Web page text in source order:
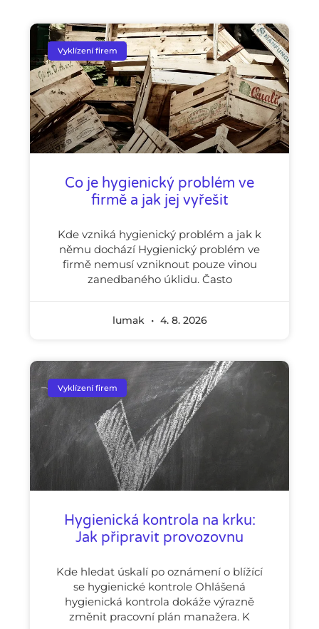
Vyklízení firem
Co je hygienický problém ve
firmě a jak jej vyřešit
Kde vzniká hygienický problém a jak k
němu dochází Hygienický problém ve
firmě nemusí vzniknout pouze vinou
zanedbaného úklidu. Často
lumak 4. 8. 2026
Vyklízení firem
Hygienická kontrola na krku:
Jak připravit provozovnu
Kde hledat úskalí po oznámení o blížící
se hygienické kontrole Ohlášená
hygienická kontrola dokáže výrazně
změnit pracovní plán manažera. K